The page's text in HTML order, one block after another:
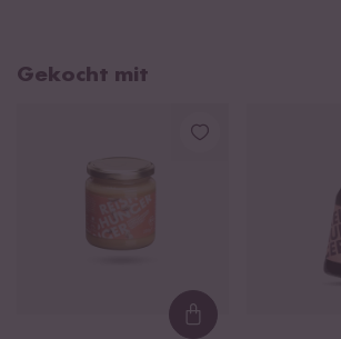
Gekocht mit
Loading...